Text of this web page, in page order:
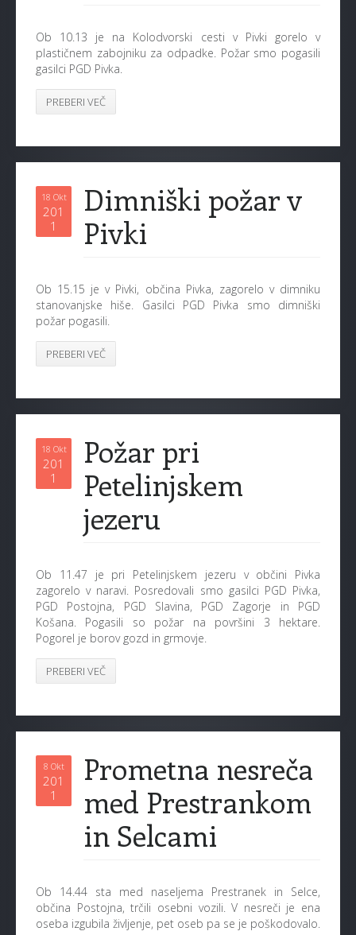
Ob 10.13 je na Kolodvorski cesti v Pivki gorelo v
plastičnem zabojniku za odpadke. Požar smo pogasili
gasilci PGD Pivka.
PREBERI VEČ
18 Okt
201
1
Dimniški požar v
Pivki
Ob 15.15 je v Pivki, občina Pivka, zagorelo v dimniku
stanovanjske hiše. Gasilci PGD Pivka smo dimniški
požar pogasili.
PREBERI VEČ
18 Okt
201
1
Požar pri
Petelinjskem
jezeru
Ob 11.47 je pri Petelinjskem jezeru v občini Pivka
zagorelo v naravi. Posredovali smo gasilci PGD Pivka,
PGD Postojna, PGD Slavina, PGD Zagorje in PGD
Košana. Pogasili so požar na površini 3 hektare.
Pogorel je borov gozd in grmovje.
PREBERI VEČ
8 Okt
201
1
Prometna nesreča
med Prestrankom
in Selcami
Ob 14.44 sta med naseljema Prestranek in Selce,
občina Postojna, trčili osebni vozili. V nesreči je ena
oseba izgubila življenje, pet oseb pa se je poškodovalo.